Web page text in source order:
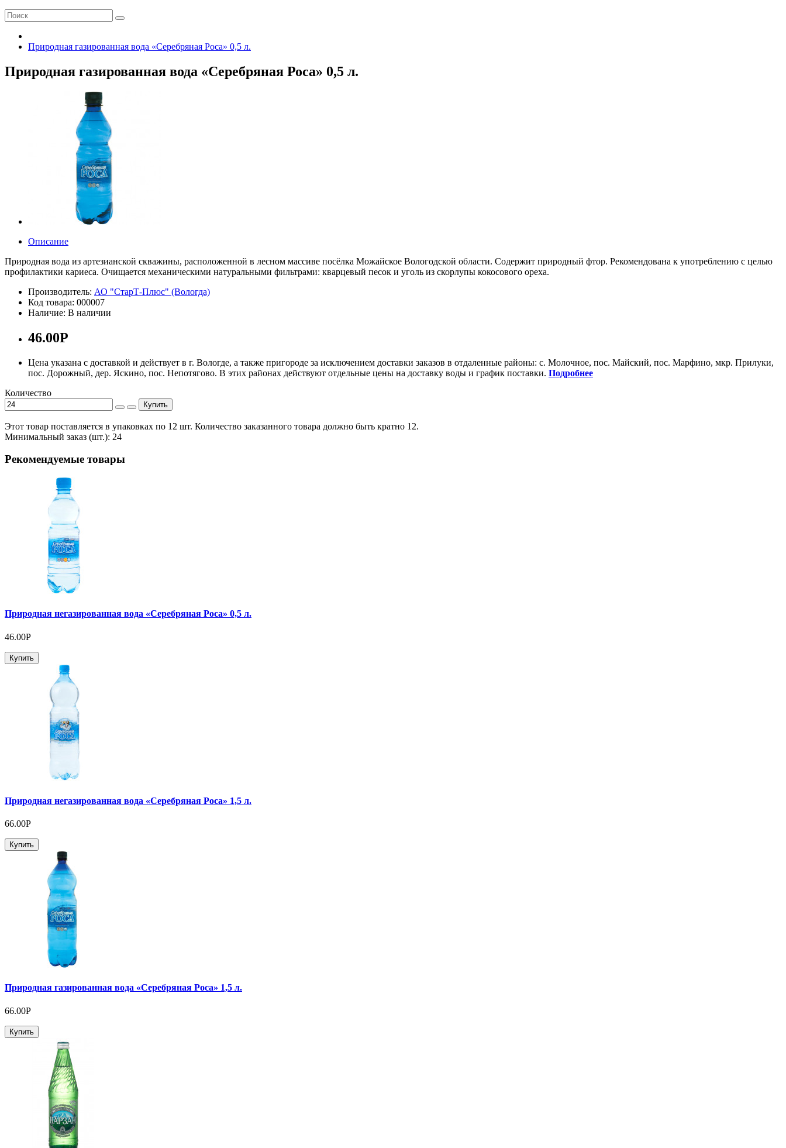
Природная газированная вода «Серебряная Роса» 0,5 л.
Природная газированная вода «Серебряная Роса» 0,5 л.
Описание
Природная вода из артезианской скважины, расположенной в лесном массиве посёлка Можайское Вологодской области. Содержит природный фтор. Рекомендована к употреблению с целью
профилактики кариеса. Очищается механическими натуральными фильтрами: кварцевый песок и уголь из скорлупы кокосового ореха.
Производитель: АО "СтарТ-Плюс" (Вологда)
Код товара: 000007
Наличие: В наличии
46.00P
Цена указана с доставкой и действует в г. Вологде, а также пригороде за исключением доставки заказов в отдаленные районы: с. Молочное, пос. Майский, пос. Марфино, мкр. Прилуки,
пос. Дорожный, дер. Яскино, пос. Непотягово. В этих районах действуют отдельные цены на доставку воды и график поставки. Подробнее
Количество
Купить
Этот товар поставляется в упаковках по 12 шт. Количество заказанного товара должно быть кратно 12.
Минимальный заказ (шт.): 24
Рекомендуемые товары
Природная негазированная вода «Серебряная Роса» 0,5 л.
46.00P
Купить
Природная негазированная вода «Серебряная Роса» 1,5 л.
66.00P
Купить
Природная газированная вода «Серебряная Роса» 1,5 л.
66.00P
Купить